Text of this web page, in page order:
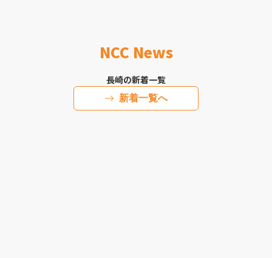
NCC News
長崎の新着一覧
新着一覧へ